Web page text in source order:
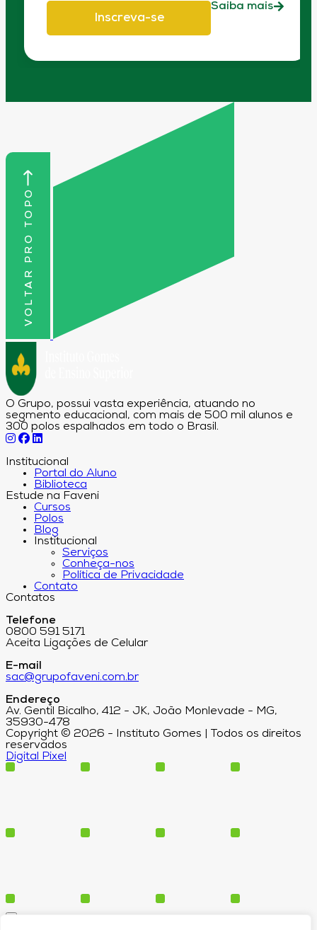
Inscreva-se
Saiba mais
VOLTAR PRO TOPO
O Grupo, possui vasta experiência, atuando no
segmento educacional, com mais de 500 mil alunos e
300 polos espalhados em todo o Brasil.
Institucional
Portal do Aluno
Biblioteca
Estude na Faveni
Cursos
Polos
Blog
Institucional
Serviços
Conheça-nos
Política de Privacidade
Contato
Contatos
Telefone
0800 591 5171
Aceita Ligações de Celular
E-mail
sac@grupofaveni.com.br
Endereço
Av. Gentil Bicalho, 412 - JK, João Monlevade - MG,
35930-478
Copyright © 2026 - Instituto Gomes | Todos os direitos
reservados
Digital Pixel